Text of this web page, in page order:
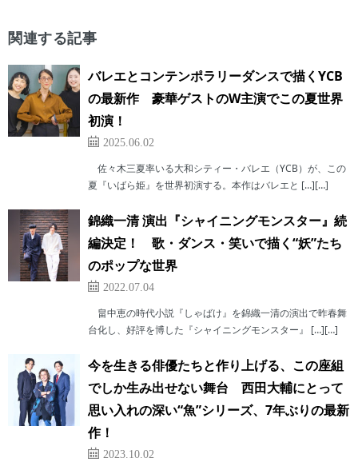
関連する記事
バレエとコンテンポラリーダンスで描くYCB
の最新作 豪華ゲストのW主演でこの夏世界
初演！
2025.06.02
佐々木三夏率いる大和シティー・バレエ（YCB）が、この
夏『いばら姫』を世界初演する。本作はバレエと […][…]
錦織一清 演出『シャイニングモンスター』続
編決定！ 歌・ダンス・笑いで描く“妖”たち
のポップな世界
2022.07.04
畠中恵の時代小説『しゃばけ』を錦織一清の演出で昨春舞
台化し、好評を博した『シャイニングモンスター』 […][…]
今を生きる俳優たちと作り上げる、この座組
でしか生み出せない舞台 西田大輔にとって
思い入れの深い“魚”シリーズ、7年ぶりの最新
作！
2023.10.02